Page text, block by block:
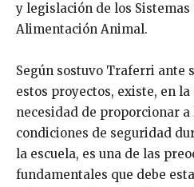
y legislación de los Sistemas
Alimentación Animal.
Según sostuvo Traferri ante
estos proyectos, existe, en
necesidad de proporcionar
condiciones de seguridad
la escuela, es una de las
fundamentales que debe